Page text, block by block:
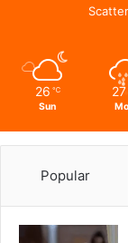
26 ℃
Sun
27
Popular